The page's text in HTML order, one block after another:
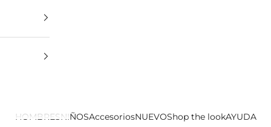
HOMBRESNIÑOSAccesoriosNUEVOShop the lookAYUDA